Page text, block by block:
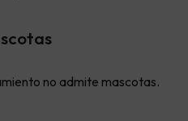
no admite mascotas.